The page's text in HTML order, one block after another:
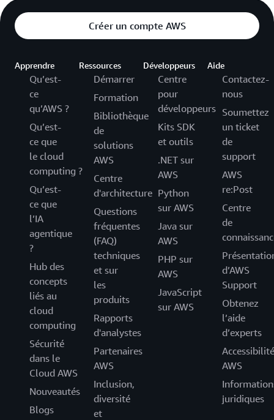
Créer un compte AWS
Apprendre
Qu’est-
ce
qu’AWS ?
Qu’est-
ce que
le cloud
computing ?
Qu’est-
ce que
l’IA
agentique
?
Hub des
concepts
liés au
cloud
computing
Sécurité
dans le
Cloud AWS
Nouveautés
Blogs
Ressources
Démarrer
Formation
Bibliothèque
de
solutions
AWS
Centre
d'architecture
Questions
fréquentes
(FAQ)
techniques
et sur
les
produits
Rapports
d'analystes
Partenaires
AWS
Inclusion,
diversité
et
Développeurs
Centre
pour
développeurs
Kits SDK
et outils
.NET sur
AWS
Python
sur AWS
Java sur
AWS
PHP sur
AWS
JavaScript
sur AWS
Aide
Contactez-
nous
Soumettez
un ticket
de
support
AWS
re:Post
Centre
de
d’AWS
Support
Obtenez
l’aide
d’experts
Accessibilité
AWS
juridiques